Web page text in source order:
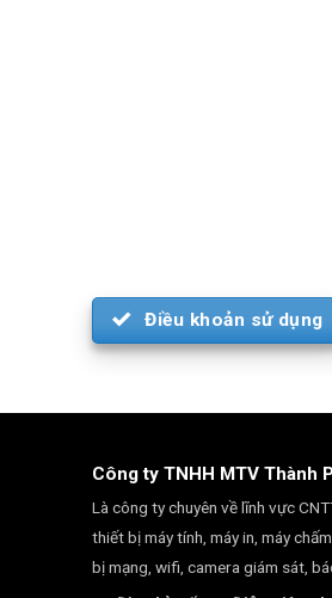
Điều khoản sử dụng
Công ty TNHH MTV Thành
Là công ty chuyên về lĩnh vực
thiết bị máy tính, máy in, máy
bị mạng, wifi, camera giám sát,